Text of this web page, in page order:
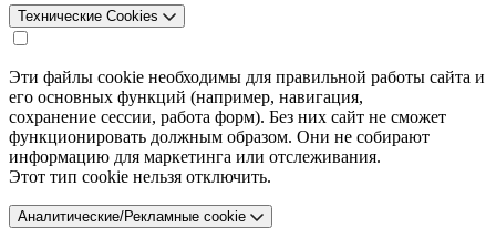
Технические Cookies
Эти файлы cookie необходимы для правильной работы сайта и
его основных функций (например, навигация,
сохранение сессии, работа форм). Без них сайт не сможет
функционировать должным образом. Они не собирают
информацию для маркетинга или отслеживания.
Этот тип cookie нельзя отключить.
Аналитические/Рекламные cookie